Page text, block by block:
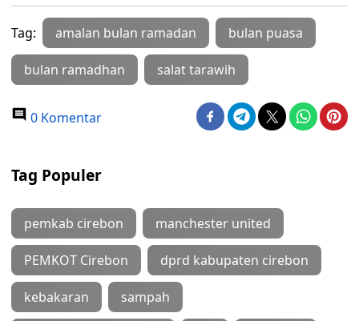
Tag: amalan bulan ramadan bulan puasa
bulan ramadhan salat tarawih
0 Komentar
Tag Populer
pemkab cirebon manchester united
PEMKOT Cirebon dprd kabupaten cirebon
kebakaran sampah